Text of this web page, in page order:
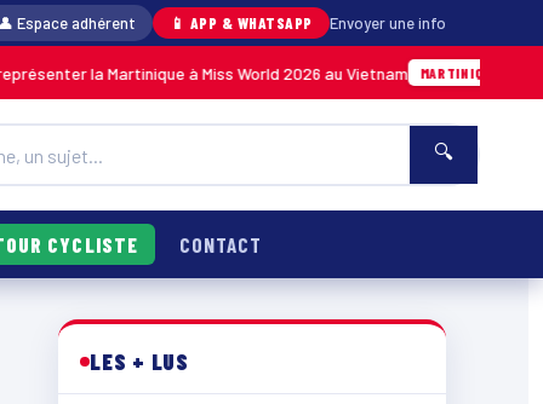
Espace adhérent 📱 APP & WHATSAPP Envoyer une info
Martinique à Miss World 2026 au Vietnam MARTINIQUE 05/08 · 14h14
🔍
CYCLISTE CONTACT
LES + LUS